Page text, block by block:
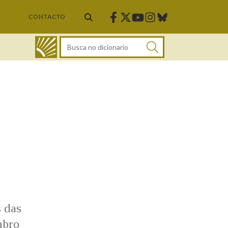
CONTACTO Facebook
Twitter
Youtube
Instagram
Bluesky
DICIONARIO
das